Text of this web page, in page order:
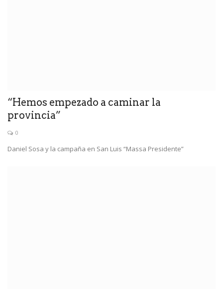
“Hemos empezado a caminar la
provincia”
0
Daniel Sosa y la campaña en San Luis “Massa Presidente”